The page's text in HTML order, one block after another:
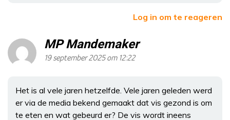
Log in om te reageren
MP Mandemaker
19 september 2025 om 12:22
Het is al vele jaren hetzelfde. Vele jaren geleden werd
er via de media bekend gemaakt dat vis gezond is om
te eten en wat gebeurd er? De vis wordt ineens